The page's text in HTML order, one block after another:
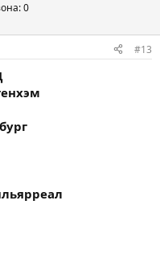
0
#13